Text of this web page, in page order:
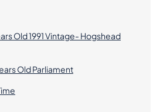
Old 1991 Vintage- Hogshead
Old Parliament